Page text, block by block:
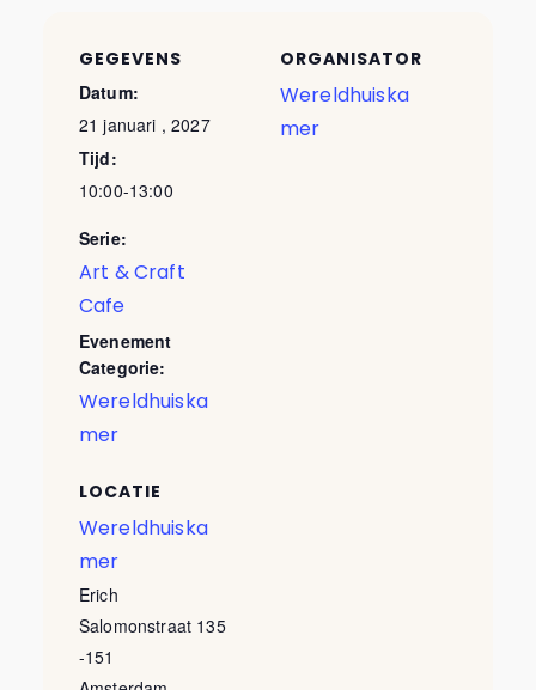
GEGEVENS
Datum:
21 januari , 2027
Tijd:
10:00-13:00
Serie:
Art & Craft
Cafe
Evenement
Categorie:
Wereldhuiska
mer
LOCATIE
Wereldhuiska
mer
Erich
Salomonstraat 135
-151
ORGANISATOR
Wereldhuiska
mer